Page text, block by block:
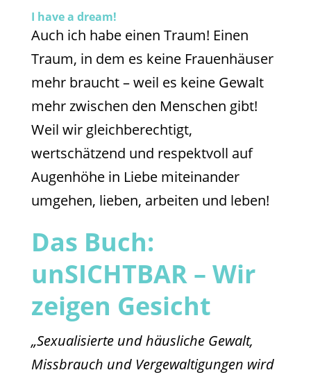
I have a dream!
Auch ich habe einen Traum! Einen
Traum, in dem es keine Frauenhäuser
mehr braucht – weil es keine Gewalt
mehr zwischen den Menschen gibt!
Weil wir gleichberechtigt,
wertschätzend und respektvoll auf
Augenhöhe in Liebe miteinander
umgehen, lieben, arbeiten und leben!
Das Buch:
unSICHTBAR – Wir
zeigen Gesicht
„Sexualisierte und häusliche Gewalt,
Missbrauch und Vergewaltigungen wird